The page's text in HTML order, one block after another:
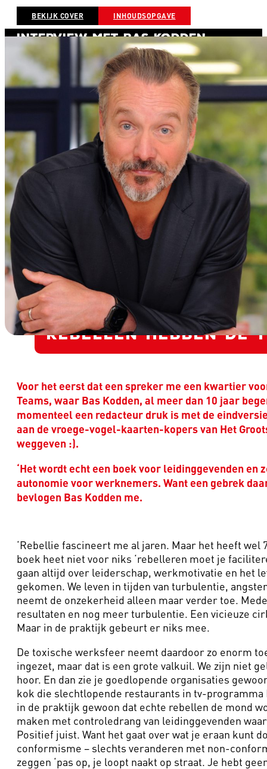
BEKIJK COVER INHOUDSOPGAVE
Interview met Bas Kodden
REBELLEN HEBBEN DE
Voor het eerst dat een spreker me een kwartier
Teams, waar Bas Kodden, al meer dan 10 jaar
momenteel een redacteur druk is met de
aan de vroege-vogel-kaarten-kopers van Het
weggeven :).
‘Het wordt echt een boek voor leidinggevenden
autonomie voor werknemers. Want een gebrek
bevlogen Bas Kodden me.
‘Rebellie fascineert me al jaren. Maar het heeft
boek heet niet voor niks ‘rebelleren moet je
gaan altijd over leiderschap, werkmotivatie en het
gekomen. We leven in tijden van turbulentie,
neemt de onzekerheid alleen maar verder toe.
resultaten en nog meer turbulentie. Een vicieuze
Maar in de praktijk gebeurt er niks mee.
De toxische werksfeer neemt daardoor zo enorm
ingezet, maar dat is een grote valkuil. We zijn niet
hoor. En dan zie je goedlopende organisaties
kok die slechtlopende restaurants in tv-programma
in de praktijk gewoon dat echte rebellen de mond
maken met controledrang van leidinggevenden
Positief juist. Want het gaat over wat je eraan kunt
conformisme – slechts veranderen met non-
zeggen ‘pas op, je loopt naakt op straat. Je hebt